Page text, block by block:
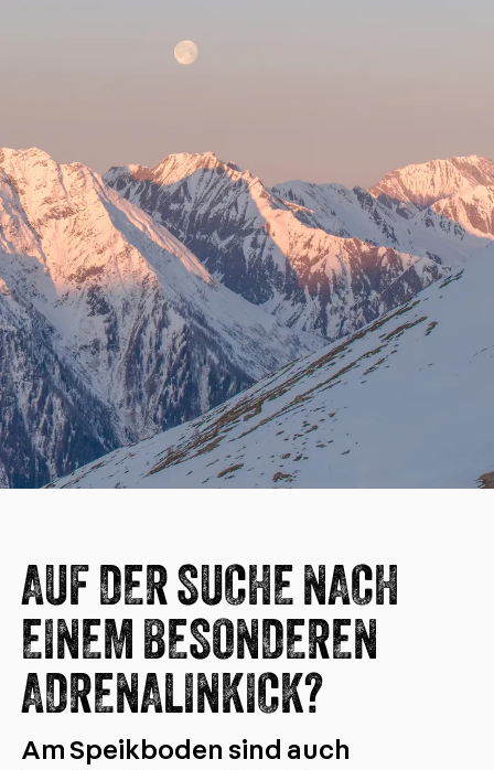
AUF DER SUCHE NACH
EINEM BESONDEREN
ADRENALINKICK?
Am Speikboden sind auch